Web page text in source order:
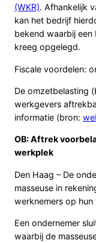
(WKR). Afhankelijk
kan het bedrijf
bekend waarbij
kreeg opgelegd.
Fiscale voordelen:
De omzetbelasting
werkgevers
informatie (bron:
OB: Aftrek
werkplek
Den Haag – De
masseuse in
werknemers op
Een ondernemer
waarbij de